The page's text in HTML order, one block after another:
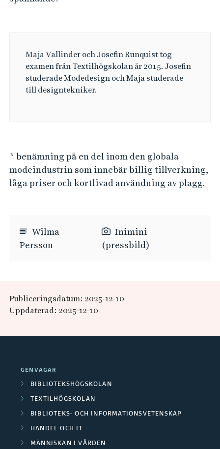
Maja Vallinder och Josefin Runquist tog
examen från Textilhögskolan år 2015. Josefin
studerade Modedesign och Maja studerade
till designtekniker.
* benämning på en del inom den globala
modeindustrin som innebär billig tillverkning,
låga priser och kortlivad användning av plagg.
Wilma
Persson
Inimini
(pressbild)
Publiceringsdatum: 2025-12-10
Uppdaterad: 2025-12-10
GENVÄGAR
BIBLIOTEKSHÖGSKOLAN
TEXTILHÖGSKOLAN
BIBLIOTEKS- OCH INFORMATIONSVETENSKAP
HANDEL OCH IT
MÄNNISKAN I VÅRDEN